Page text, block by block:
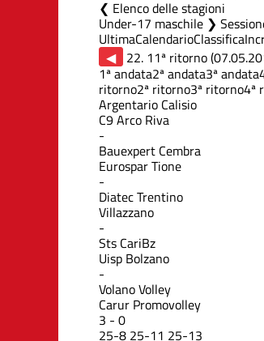
Elenco delle stagioni
Under-17 maschile ❯
UltimaCalendarioClassifica
◀ 22. 11ª ritorno
1ª andata2ª andata3ª andata
ritorno2ª ritorno3ª ritorno4ª
Argentario Calisio
C9 Arco Riva
-
Bauexpert Cembra
Eurospar Tione
-
Diatec Trentino
Villazzano
-
Sts CariBz
Uisp Bolzano
-
Volano Volley
Carur Promovolley
3 - 0
25-8 25-11 25-13